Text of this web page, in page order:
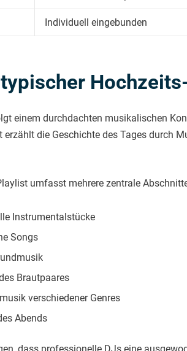
Individuell eingebunden
einem durchdachten musikalischen
erzählt die Geschichte des Tages durch
umfasst mehrere zentrale
Instrumentalstücke
Songs
Brautpaares
verschiedener Genres
Abends